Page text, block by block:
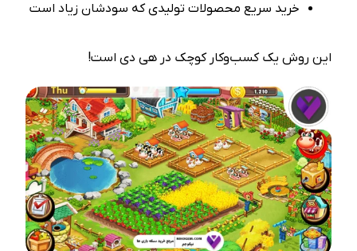
خرید سریع محصولات تولیدی که سودشان زیاد است
این روش یک کسب‌وکار کوچک در هی دی است!